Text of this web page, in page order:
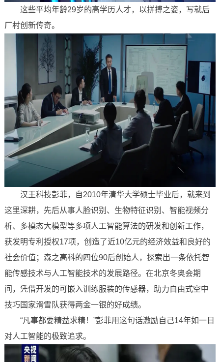
这些平均年龄29岁的高学历人才，以拼搏之姿，写就后
厂村创新传奇。
汉王科技彭菲，自2010年清华大学硕士毕业后，就来到
这里深耕，先后从事人脸识别、生物特征识别、智能视频分
析、多模态大模型等多项人工智能算法的研发和创新工作，
获发明专利授权17项，创造了近10亿元的经济效益和良好的
社会价值；森之高科的四位90后创始人，探索出一条依托智
能传感技术与人工智能技术的发展路径。在北京冬奥会期
间，凭借开发的可嵌入训练服装的传感器，助力自由式空中
技巧国家滑雪队获得两金一银的好成绩。
“凡事都要精益求精！”彭菲用这句话激励自己14年如一日
对人工智能的极致追求。